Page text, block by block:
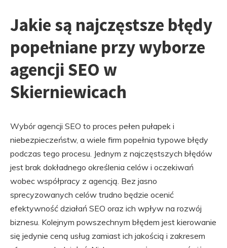
Jakie są najczęstsze błędy
popełniane przy wyborze
agencji SEO w
Skierniewicach
Wybór agencji SEO to proces pełen pułapek i
niebezpieczeństw, a wiele firm popełnia typowe błędy
podczas tego procesu. Jednym z najczęstszych błędów
jest brak dokładnego określenia celów i oczekiwań
wobec współpracy z agencją. Bez jasno
sprecyzowanych celów trudno będzie ocenić
efektywność działań SEO oraz ich wpływ na rozwój
biznesu. Kolejnym powszechnym błędem jest kierowanie
się jedynie ceną usług zamiast ich jakością i zakresem